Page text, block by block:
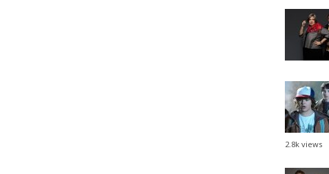
2.8k views